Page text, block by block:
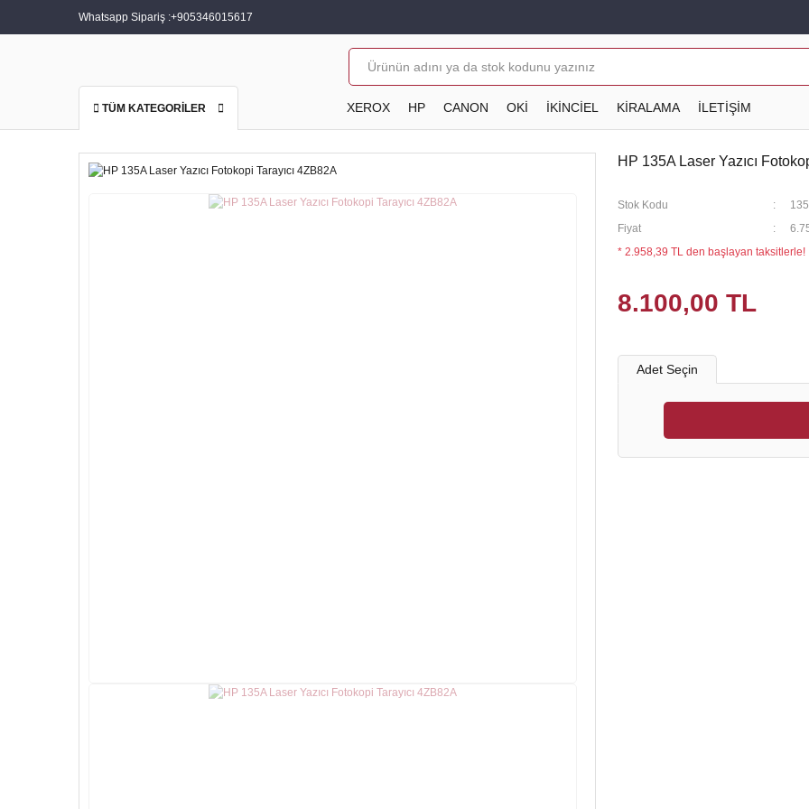
Whatsapp Sipariş :+905346015617
TÜM KATEGORİLER XEROX HP CANON OKİ İKİNCİEL KİRALAMA İLETİŞİM
HP 135A Laser Yazıcı
Stok Kodu
Fiyat
* 2.958,39 TL den başlayan taksitlerle!
8.100,00 TL
Adet Seçin